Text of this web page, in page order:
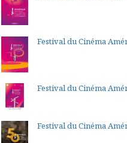
Festival du Cinéma
Festival du Cinéma
Festival du Cinéma